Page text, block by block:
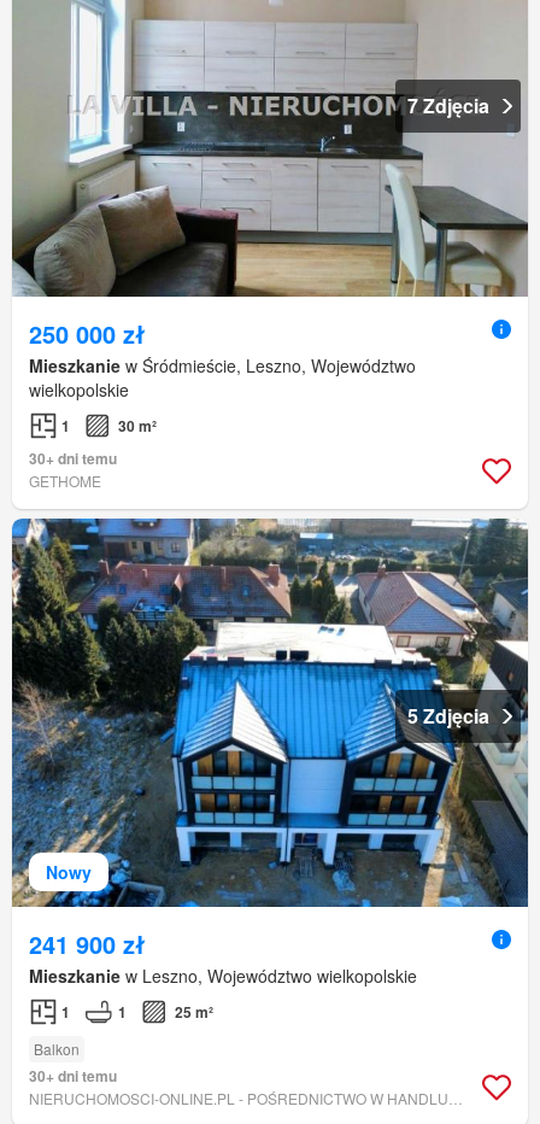
7 Zdjęcia
250 000 zł
Mieszkanie w Śródmieście, Leszno, Województwo
wielkopolskie
1
30 m²
30+ dni temu
GETHOME
Nowy
5 Zdjęcia
241 900 zł
Mieszkanie w Leszno, Województwo wielkopolskie
1 1 25 m²
Balkon
30+ dni temu